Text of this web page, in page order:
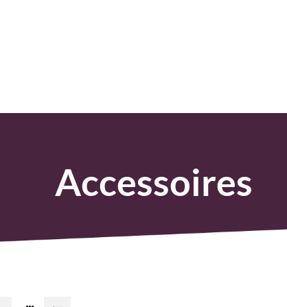
Accessoires